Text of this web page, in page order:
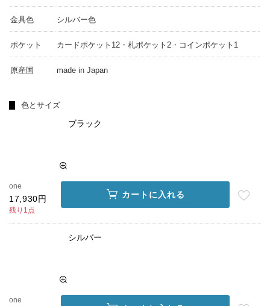
金具色 シルバー色
ポケット カードポケット12・札ポケット2・コインポケット1
原産国 made in Japan
色とサイズ
ブラック
one
17,930円
残り1点
カートに入れる
シルバー
one